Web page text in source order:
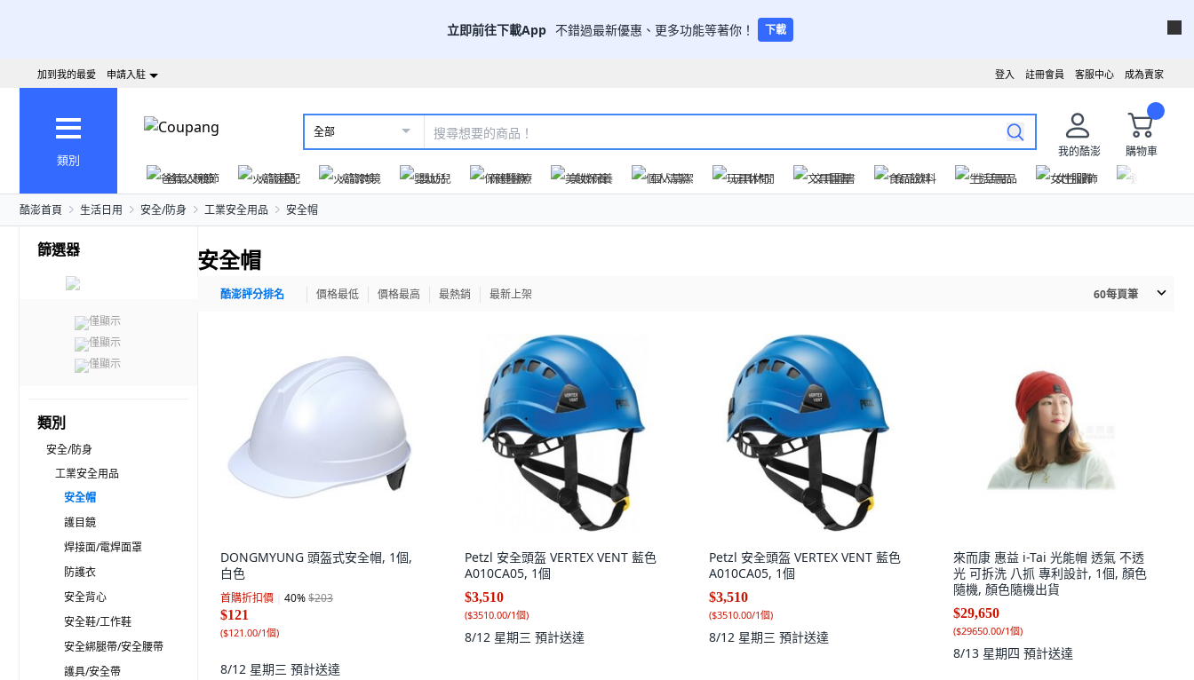
立即前往下載App 不錯過最新優惠、更多功能等著你！ 下載
成為賣家
客服中心
註冊會員
登入
加到我的最愛 申請入駐
類別
全部
我的酷澎
購物車
爸氣父親節
火箭速配 火箭跨境 嬰幼兒 保健醫療 美妝保養 個人清潔 玩具休閒 文具圖書 食品飲料 生活用品 女性服飾
酷澎首頁 生活日用 安全/防身 工業安全用品 安全帽
篩選器
僅顯示
僅顯示
僅顯示
類別
安全/防身
工業安全用品
安全帽
護目鏡
焊接面/電焊面罩
防護衣
安全背心
安全鞋/工作鞋
安全綁腿帶/安全腰帶
護具/安全帶
安全帽
酷澎評分排名 價格最低 價格最高 最熱銷 最新上架 60每頁筆
DONGMYUNG 頭盔式安全帽, 1個,
白色
首購折扣價 40%$203
$121
($121.00/1個)
8/12 星期三 預計送達
Petzl 安全頭盔 VERTEX VENT 藍色
A010CA05, 1個
$3,510
($3510.00/1個)
8/12 星期三 預計送達
Petzl 安全頭盔 VERTEX VENT 藍色
A010CA05, 1個
$3,510
($3510.00/1個)
8/12 星期三 預計送達
來而康 惠益 i-Tai 光能帽 透氣 不透
光 可拆洗 八抓 專利設計, 1個, 顏色
隨機, 顏色隨機出貨
$29,650
($29650.00/1個)
8/13 星期四 預計送達